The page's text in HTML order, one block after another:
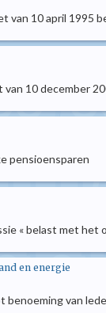
van 10 april 1995
10 december
pensioensparen
« belast met
en energie
van